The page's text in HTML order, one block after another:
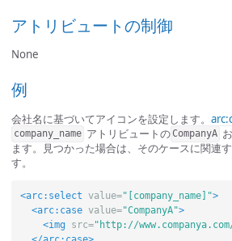
アトリビュートの制御
None
例
会社名に基づいてアイコンを設定します。
company_name アトリビュートのCompanyA
ます。見つかった場合は、そのケースに関連
す。
<arc:select value="[company_name]">
<arc:case value="CompanyA">
<img
src="http://